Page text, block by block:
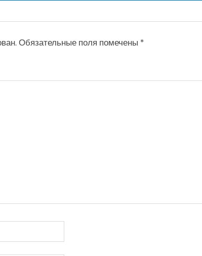
Обязательные поля помечены *